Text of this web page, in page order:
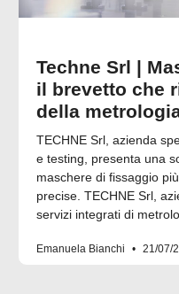
Techne Srl |
il brevetto che
della
TECHNE Srl, azienda
e testing, presenta una
maschere di fissaggio
precise. TECHNE Srl,
servizi integrati di
Emanuela Bianchi 21/07/